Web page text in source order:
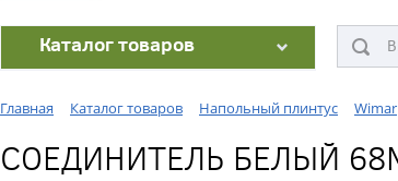
Каталог товаров
Главная Каталог товаров Напольный плинтус Wimar
СОЕДИНИТЕЛЬ БЕЛЫЙ